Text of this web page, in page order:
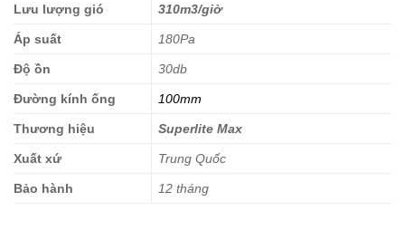
Lưu lượng gió 310m3/giờ
Áp suất 180Pa
Độ ồn 30db
Đường kính ống 100mm
Thương hiệu Superlite Max
Xuất xứ Trung Quốc
Bảo hành 12 tháng